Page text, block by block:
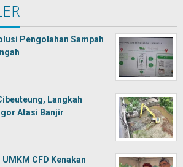
Pengolahan Sampah
Langkah
Atasi Banjir
CFD Kenakan